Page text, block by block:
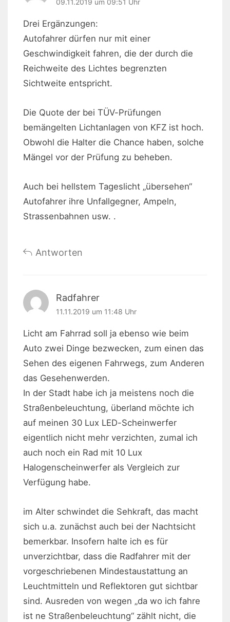
Drei Ergänzungen:
Autofahrer dürfen nur mit einer
Geschwindigkeit fahren, die der durch die
Reichweite des Lichtes begrenzten
Sichtweite entspricht.
Die Quote der bei TÜV-Prüfungen
bemängelten Lichtanlagen von KFZ ist hoch.
Obwohl die Halter die Chance haben, solche
Mängel vor der Prüfung zu beheben.
Auch bei hellstem Tageslicht „übersehen“
Autofahrer ihre Unfallgegner, Ampeln,
Strassenbahnen usw. .
Antworten
Radfahrer
11.11.2019 um 11:48 Uhr
Licht am Fahrrad soll ja ebenso wie beim
Auto zwei Dinge bezwecken, zum einen das
Sehen des eigenen Fahrwegs, zum Anderen
das Gesehenwerden.
In der Stadt habe ich ja meistens noch die
Straßenbeleuchtung, überland möchte ich
auf meinen 30 Lux LED-Scheinwerfer
eigentlich nicht mehr verzichten, zumal ich
auch noch ein Rad mit 10 Lux
Halogenscheinwerfer als Vergleich zur
Verfügung habe.
im Alter schwindet die Sehkraft, das macht
sich u.a. zunächst auch bei der Nachtsicht
bemerkbar. Insofern halte ich es für
unverzichtbar, dass die Radfahrer mit der
vorgeschriebenen Mindestaustattung an
Leuchtmitteln und Reflektoren gut sichtbar
sind. Ausreden von wegen „da wo ich fahre
ist ne Straßenbeleuchtung“ zählt nicht, die